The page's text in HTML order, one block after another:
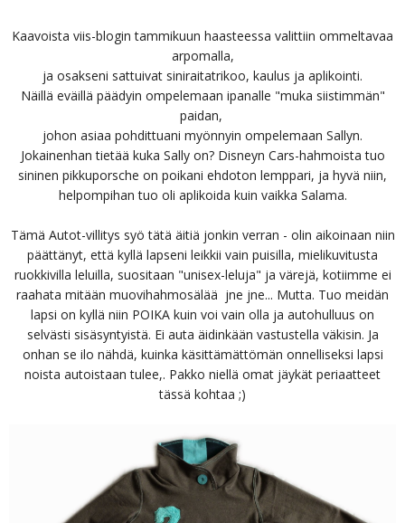
Kaavoista viis-blogin tammikuun haasteessa valittiin ommeltavaa
arpomalla,
ja osakseni sattuivat siniraitatrikoo, kaulus ja aplikointi.
Näillä eväillä päädyin ompelemaan ipanalle "muka siistimmän"
paidan,
johon asiaa pohdittuani myönnyin ompelemaan Sallyn.
Jokainenhan tietää kuka Sally on? Disneyn Cars-hahmoista tuo
sininen pikkuporsche on poikani ehdoton lemppari, ja hyvä niin,
helpompihan tuo oli aplikoida kuin vaikka Salama.
Tämä Autot-villitys syö tätä äitiä jonkin verran - olin aikoinaan niin
päättänyt, että kyllä lapseni leikkii vain puisilla, mielikuvitusta
ruokkivilla leluilla, suositaan "unisex-leluja" ja värejä, kotiimme ei
raahata mitään muovihahmosälää jne jne... Mutta. Tuo meidän
lapsi on kyllä niin POIKA kuin voi vain olla ja autohulluus on
selvästi sisäsyntyistä. Ei auta äidinkään vastustella väkisin. Ja
onhan se ilo nähdä, kuinka käsittämättömän onnelliseksi lapsi
noista autoistaan tulee,. Pakko niellä omat jäykät periaatteet
tässä kohtaa ;)